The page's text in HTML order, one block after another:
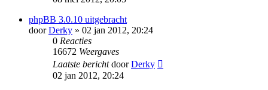
phpBB 3.0.10 uitgebracht
doorDerky » 02 jan 2012, 20:24
0 Reacties
16672 Weergaves
Laatste berichtdoorDerky
02 jan 2012, 20:24